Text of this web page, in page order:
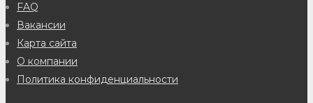
FAQ
Вакансии
Карта сайта
О компании
Политика конфиденциальности